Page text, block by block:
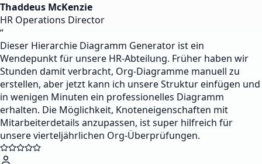
Thaddeus McKenzie
HR Operations Director
“
Dieser Hierarchie Diagramm Generator ist ein
Wendepunkt für unsere HR-Abteilung. Früher haben wir
Stunden damit verbracht, Org-Diagramme manuell zu
erstellen, aber jetzt kann ich unsere Struktur einfügen und
in wenigen Minuten ein professionelles Diagramm
erhalten. Die Möglichkeit, Knoteneigenschaften mit
Mitarbeiterdetails anzupassen, ist super hilfreich für
unsere vierteljährlichen Org-Überprüfungen.